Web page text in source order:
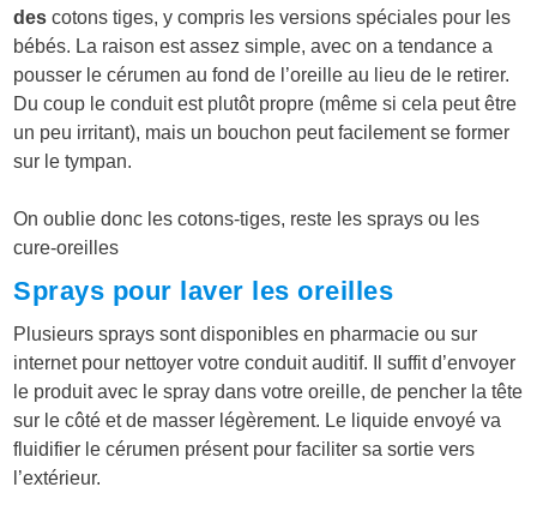
descotons tiges, y compris les versions spéciales pour les
bébés. La raison est assez simple, avec on a tendance a
pousser le cérumen au fond de l’oreille au lieu de le retirer.
Du coup le conduit est plutôt propre (même si cela peut être
un peu irritant), mais un bouchon peut facilement se former
sur le tympan.
On oublie donc les cotons-tiges, reste les sprays ou les
cure-oreilles
Sprays pour laver les oreilles
Plusieurs sprays sont disponibles en pharmacie ou sur
internet pour nettoyer votre conduit auditif. Il suffit d’envoyer
le produit avec le spray dans votre oreille, de pencher la tête
sur le côté et de masser légèrement. Le liquide envoyé va
fluidifier le cérumen présent pour faciliter sa sortie vers
l’extérieur.